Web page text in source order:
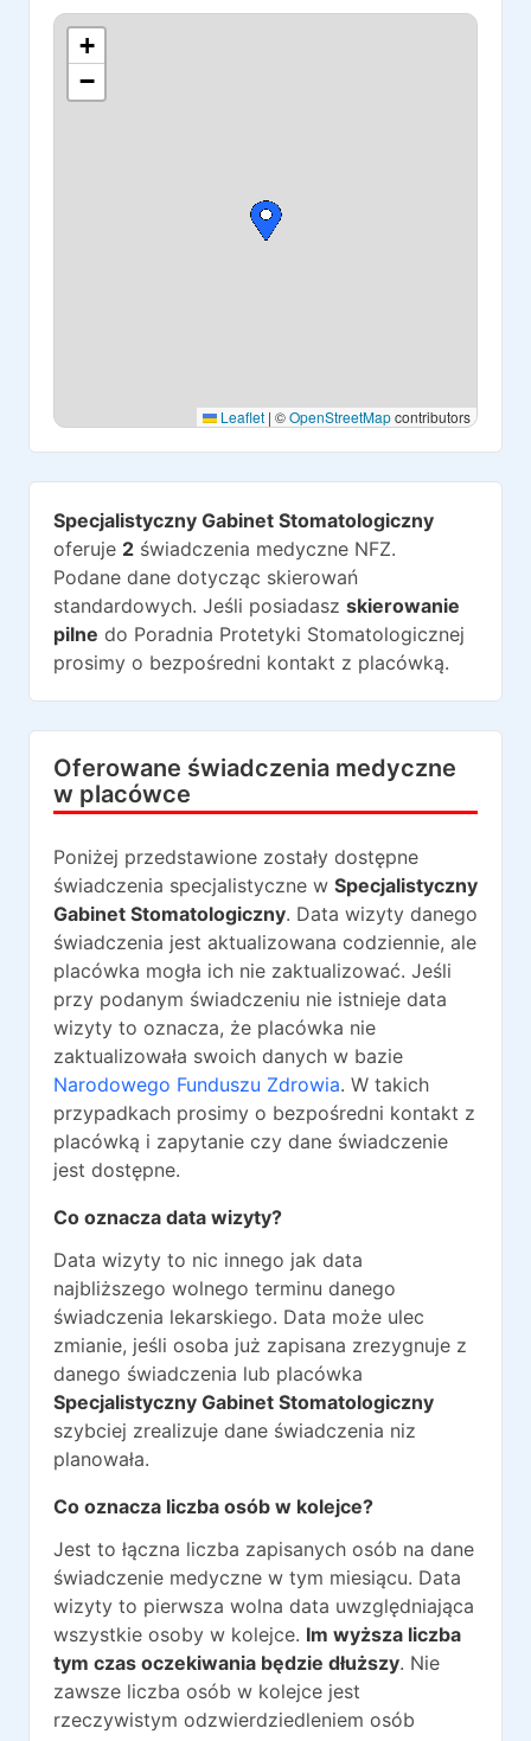
+
−
Leaflet | ©OpenStreetMapcontributors
Specjalistyczny Gabinet Stomatologiczny
oferuje 2 świadczenia medyczne NFZ.
Podane dane dotycząc skierowań
standardowych. Jeśli posiadasz skierowanie
pilne do Poradnia Protetyki Stomatologicznej
prosimy o bezpośredni kontakt z placówką.
Oferowane świadczenia medyczne
w placówce
Poniżej przedstawione zostały dostępne
świadczenia specjalistyczne w Specjalistyczny
Gabinet Stomatologiczny. Data wizyty danego
świadczenia jest aktualizowana codziennie, ale
placówka mogła ich nie zaktualizować. Jeśli
przy podanym świadczeniu nie istnieje data
wizyty to oznacza, że placówka nie
zaktualizowała swoich danych w bazie
Narodowego Funduszu Zdrowia. W takich
przypadkach prosimy o bezpośredni kontakt z
placówką i zapytanie czy dane świadczenie
jest dostępne.
Co oznacza data wizyty?
Data wizyty to nic innego jak data
najbliższego wolnego terminu danego
świadczenia lekarskiego. Data może ulec
zmianie, jeśli osoba już zapisana zrezygnuje z
danego świadczenia lub placówka
Specjalistyczny Gabinet Stomatologiczny
szybciej zrealizuje dane świadczenia niz
planowała.
Co oznacza liczba osób w kolejce?
Jest to łączna liczba zapisanych osób na dane
świadczenie medyczne w tym miesiącu. Data
wizyty to pierwsza wolna data uwzględniająca
wszystkie osoby w kolejce. Im wyższa liczba
tym czas oczekiwania będzie dłuższy. Nie
zawsze liczba osób w kolejce jest
rzeczywistym odzwierdziedleniem osób